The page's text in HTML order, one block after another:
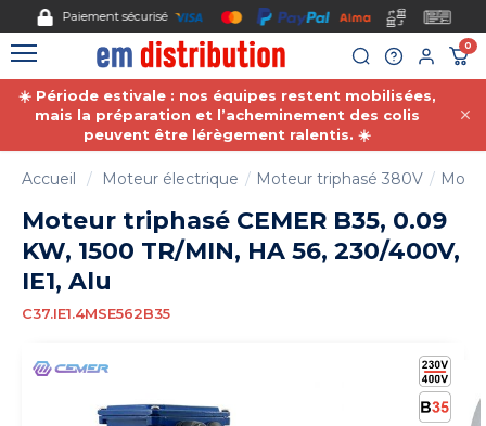
Paiement sécurisé
0
☀️ Période estivale : nos équipes restent mobilisées,
mais la préparation et l’acheminement des colis
peuvent être lérègement ralentis. ☀️
Accueil Moteur électrique Moteur triphasé 380V
Moteur triphasé CEMER B35, 0.09
KW, 1500 TR/MIN, HA 56, 230/400V,
IE1, Alu
C37.IE1.4MSE562B35
Gestion des cookies